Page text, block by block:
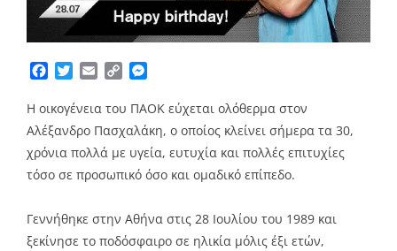
Facebook
TwitterEmailCopy
Η οικογένεια του ΠΑΟΚ εύχεται ολόθερμα στον
Αλέξανδρο Πασχαλάκη, ο οποίος κλείνει σήμερα τα 30,
χρόνια πολλά με υγεία, ευτυχία και πολλές επιτυχίες
τόσο σε προσωπικό όσο και ομαδικό επίπεδο.
Γεννήθηκε στην Αθήνα στις 28 Ιουλίου του 1989 και
ξεκίνησε το ποδόσφαιρο σε ηλικία μόλις έξι ετών,